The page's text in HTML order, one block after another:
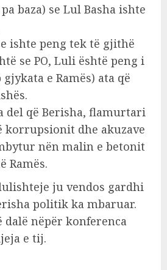
baza) se Lul Basha ishte
ishte peng tek të gjithë
se PO, Luli është peng i
e Ramës) ata që
del që Berisha, flamurtari
korrupsionit dhe akuzave
nën malin e betonit
Ramës.
ju vendos gardhi
politik ka mbaruar.
nëpër konferenca
e tij.